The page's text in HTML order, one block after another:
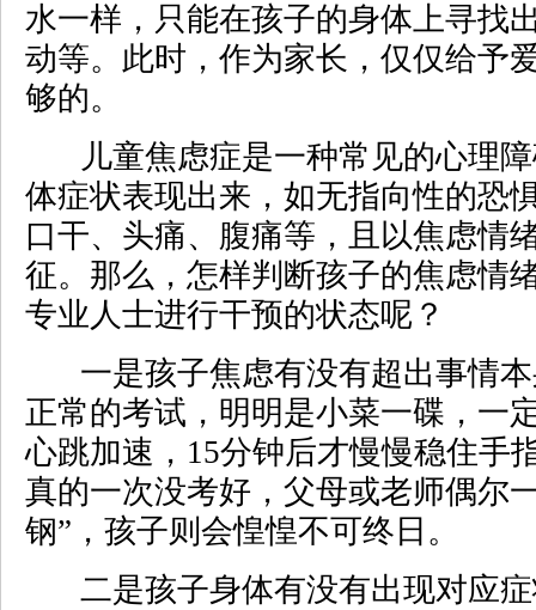
水一样，只能在孩子的身体上寻找
动等。此时，作为家长，仅仅给予
够的。
儿童焦虑症是一种常见的心理
体症状表现出来，如无指向性的恐
口干、头痛、腹痛等，且以焦虑情
征。那么，怎样判断孩子的焦虑情
专业人士进行干预的状态呢？
一是孩子焦虑有没有超出事情
正常的考试，明明是小菜一碟，一
心跳加速，15分钟后才慢慢稳住手
真的一次没考好，父母或老师偶尔
钢”，孩子则会惶惶不可终日。
二是孩子身体有没有出现对应